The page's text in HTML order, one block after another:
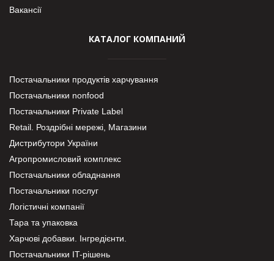
Вакансії
КАТАЛОГ КОМПАНИЙ
Постачальники продуктів харчування
Постачальники nonfood
Постачальники Private Label
Retail. Роздрібні мережі, Магазини
Дистрибутори України
Агропромисловий комплекс
Постачальники обладнання
Постачальники послуг
Логістичні компанії
Тара та упаковка
Харчові добавки. Інгредієнти.
Постачальники IT-рішень